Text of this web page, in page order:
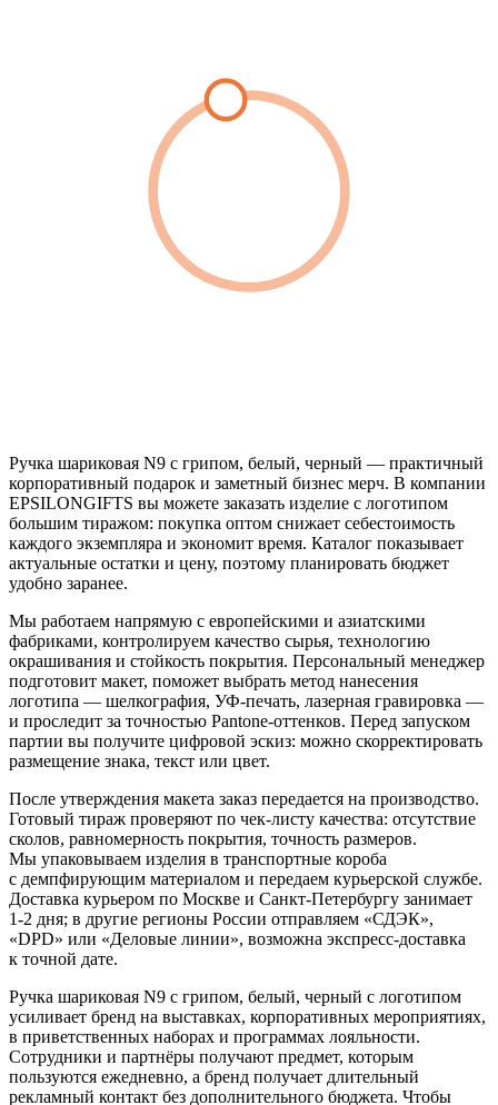
Ручка шариковая N9 с грипом, белый, черный — практичный
корпоративный подарок и заметный бизнес мерч. В компании
EPSILONGIFTS вы можете заказать изделие с логотипом
большим тиражом: покупка оптом снижает себестоимость
каждого экземпляра и экономит время. Каталог показывает
актуальные остатки и цену, поэтому планировать бюджет
удобно заранее.
Мы работаем напрямую с европейскими и азиатскими
фабриками, контролируем качество сырья, технологию
окрашивания и стойкость покрытия. Персональный менеджер
подготовит макет, поможет выбрать метод нанесения
логотипа — шелкография, УФ-печать, лазерная гравировка —
и проследит за точностью Pantone-оттенков. Перед запуском
партии вы получите цифровой эскиз: можно скорректировать
размещение знака, текст или цвет.
После утверждения макета заказ передается на производство.
Готовый тираж проверяют по чек-листу качества: отсутствие
сколов, равномерность покрытия, точность размеров.
Мы упаковываем изделия в транспортные короба
с демпфирующим материалом и передаем курьерской службе.
Доставка курьером по Москве и Санкт-Петербургу занимает
1-2 дня; в другие регионы России отправляем «СДЭК»,
«DPD» или «Деловые линии», возможна экспресс-доставка
к точной дате.
Ручка шариковая N9 с грипом, белый, черный с логотипом
усиливает бренд на выставках, корпоративных мероприятиях,
в приветственных наборах и программах лояльности.
Сотрудники и партнёры получают предмет, которым
пользуются ежедневно, а бренд получает длительный
рекламный контакт без дополнительного бюджета. Чтобы